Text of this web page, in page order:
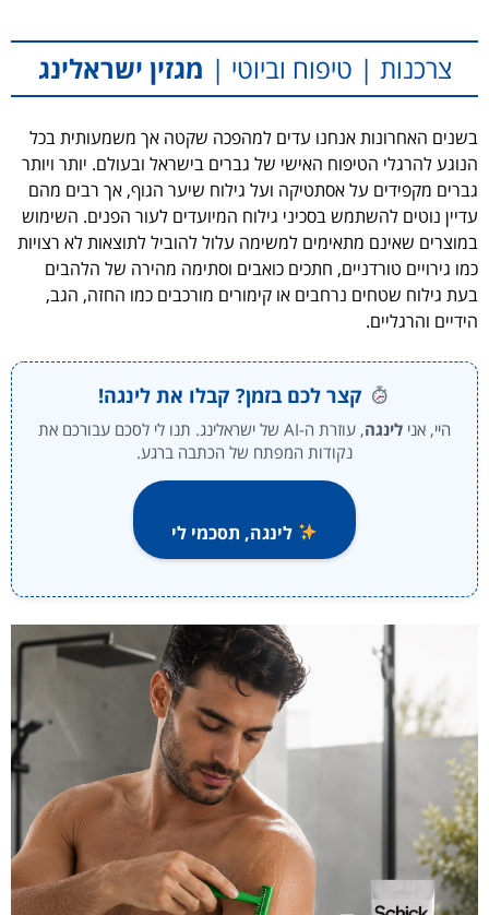
צרכנות | טיפוח וביוטי | מגזין ישראלינג
בשנים האחרונות אנחנו עדים למהפכה שקטה אך משמעותית בכל
הנוגע להרגלי הטיפוח האישי של גברים בישראל ובעולם. יותר ויותר
גברים מקפידים על אסתטיקה ועל גילוח שיער הגוף, אך רבים מהם
עדיין נוטים להשתמש בסכיני גילוח המיועדים לעור הפנים. השימוש
במוצרים שאינם מתאימים למשימה עלול להוביל לתוצאות לא רצויות
כמו גירויים טורדניים, חתכים כואבים וסתימה מהירה של הלהבים
בעת גילוח שטחים נרחבים או קימורים מורכבים כמו החזה, הגב,
הידיים והרגליים.
קצר לכם בזמן? קבלו את לינגה!
היי, אני לינגה
, עוזרת ה-AI של ישראלינג. תנו לי לסכם עבורכם את
נקודות המפתח של הכתבה ברגע.
לינגה, תסכמי לי